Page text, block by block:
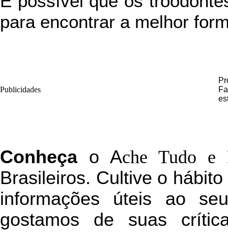
para encontrar a melhor
Publicidades
Conheçao Ache Tudo e
Brasileiros. Cultive o
informações úteis ao
gostamos de suas